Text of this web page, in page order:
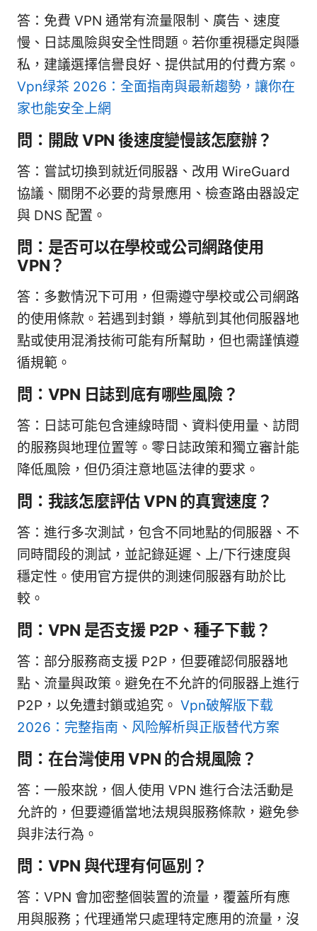
答：免費 VPN 通常有流量限制、廣告、速度
慢、日誌風險與安全性問題。若你重視穩定與隱
私，建議選擇信譽良好、提供試用的付費方案。
Vpn绿茶 2026：全面指南與最新趨勢，讓你在
家也能安全上網
問：開啟 VPN 後速度變慢該怎麼辦？
答：嘗試切換到就近伺服器、改用 WireGuard
協議、關閉不必要的背景應用、檢查路由器設定
與 DNS 配置。
問：是否可以在學校或公司網路使用
VPN？
答：多數情況下可用，但需遵守學校或公司網路
的使用條款。若遇到封鎖，導航到其他伺服器地
點或使用混淆技術可能有所幫助，但也需謹慎遵
循規範。
問：VPN 日誌到底有哪些風險？
答：日誌可能包含連線時間、資料使用量、訪問
的服務與地理位置等。零日誌政策和獨立審計能
降低風險，但仍須注意地區法律的要求。
問：我該怎麼評估 VPN 的真實速度？
答：進行多次測試，包含不同地點的伺服器、不
同時間段的測試，並記錄延遲、上/下行速度與
穩定性。使用官方提供的測速伺服器有助於比
較。
問：VPN 是否支援 P2P、種子下載？
答：部分服務商支援 P2P，但要確認伺服器地
點、流量與政策。避免在不允許的伺服器上進行
P2P，以免遭封鎖或追究。 Vpn破解版下载
2026：完整指南、风险解析與正版替代方案
問：在台灣使用 VPN 的合規風險？
答：一般來說，個人使用 VPN 進行合法活動是
允許的，但要遵循當地法規與服務條款，避免參
與非法行為。
問：VPN 與代理有何區別？
答：VPN 會加密整個裝置的流量，覆蓋所有應
用與服務；代理通常只處理特定應用的流量，沒